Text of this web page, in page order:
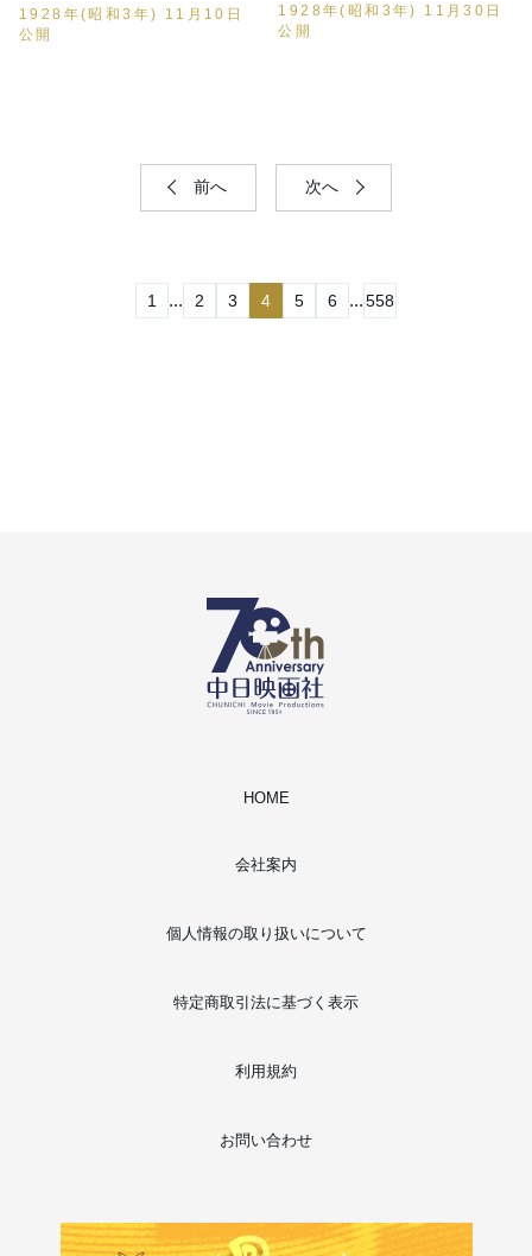
1928年(昭和3年) 11月10日
公開
1928年(昭和3年) 11月30日
公開
前へ 次へ
1 ... 2 3 4 5 6 ...558
HOME
会社案内
個人情報の取り扱いについて
特定商取引法に基づく表示
利用規約
お問い合わせ